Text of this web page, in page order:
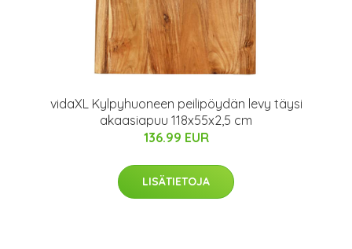
vidaXL Kylpyhuoneen peilipöydän levy täysi
akaasiapuu 118x55x2,5 cm
136.99 EUR
LISÄTIETOJA